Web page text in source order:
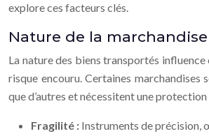
explore ces facteurs clés.
Nature de la marchandise
La nature des biens transportés
risque encouru. Certaines marchandises
que d’autres et nécessitent une
Fragilité : Instruments de précision,